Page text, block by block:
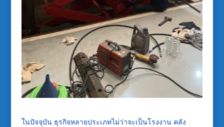
ในปัจจุบัน ธุรกิจหลายประเภทไม่ว่าจะเป็นโรงงาน คลัง